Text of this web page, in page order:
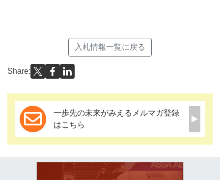
入札情報一覧に戻る
Share:
一歩先の未来がみえるメルマガ登録
はこちら